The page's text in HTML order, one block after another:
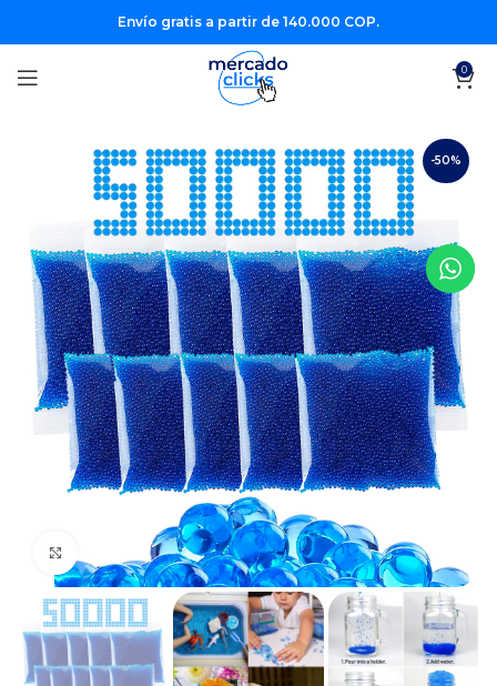
Envío gratis a partir de 140.000 COP.
0
-50%
Clic para agrandar